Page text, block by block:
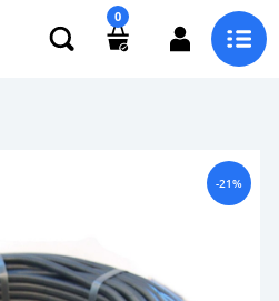
0
-21%